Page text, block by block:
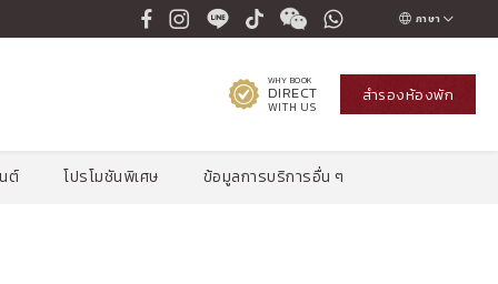
ภาษา
ภาษาไทย
WHY BOOK
DIRECT
WITH US
สำรองห้องพัก
ต์ โปรโมชันพิเศษ ข้อมูลการบริการอื่น ๆ
เช็คอัตรา